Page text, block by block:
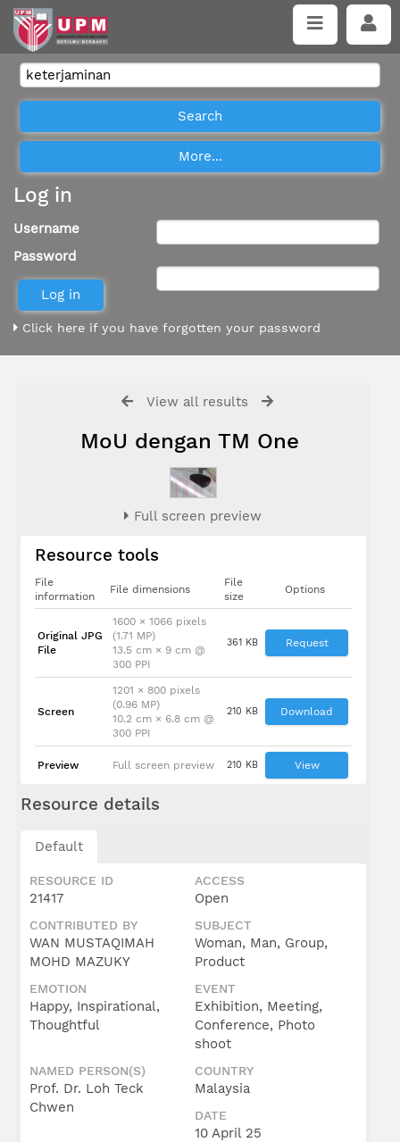
Log in
Username
Password
Click here if you have forgotten your password
View all results
MoU dengan TM One
Full screen preview
Resource tools
File
information
File dimensions
File
size
Options
Original JPG
File
1600 × 1066 pixels
(1.71 MP)
13.5 cm × 9 cm @
300 PPI
361 KB Request
Screen
1201 × 800 pixels
(0.96 MP)
10.2 cm × 6.8 cm @
300 PPI
210 KB Download
Preview Full screen preview 210 KB View
Resource details
Default
RESOURCE ID
21417
ACCESS
Open
CONTRIBUTED BY
WAN MUSTAQIMAH
MOHD MAZUKY
SUBJECT
Woman, Man, Group,
Product
EMOTION
Happy, Inspirational,
Thoughtful
EVENT
Exhibition, Meeting,
Conference, Photo
shoot
NAMED PERSON(S)
Prof. Dr. Loh Teck
Chwen
COUNTRY
Malaysia
DATE
10 April 25